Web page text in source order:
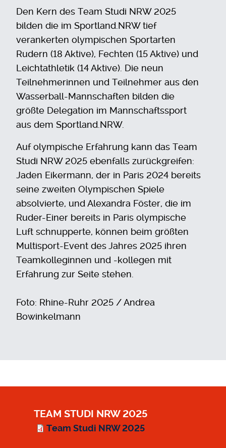
Den Kern des Team Studi NRW 2025
bilden die im Sportland.NRW tief
verankerten olympischen Sportarten
Rudern (18 Aktive), Fechten (15 Aktive) und
Leichtathletik (14 Aktive). Die neun
Teilnehmerinnen und Teilnehmer aus den
Wasserball-Mannschaften bilden die
größte Delegation im Mannschaftssport
aus dem Sportland.NRW.
Auf olympische Erfahrung kann das Team
Studi NRW 2025 ebenfalls zurückgreifen:
Jaden Eikermann, der in Paris 2024 bereits
seine zweiten Olympischen Spiele
absolvierte, und Alexandra Föster, die im
Ruder-Einer bereits in Paris olympische
Luft schnupperte, können beim größten
Multisport-Event des Jahres 2025 ihren
Teamkolleginnen und -kollegen mit
Erfahrung zur Seite stehen.
Foto: Rhine-Ruhr 2025 / Andrea
Bowinkelmann
TEAM STUDI NRW 2025
Team Studi NRW 2025